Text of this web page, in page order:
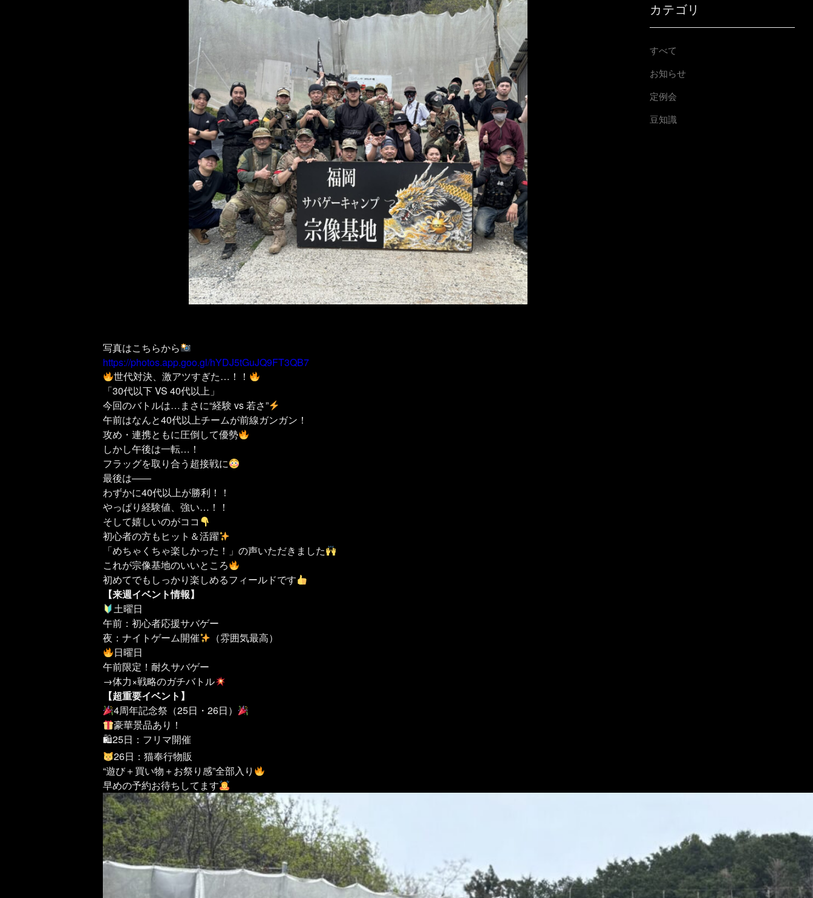
写真はこちらから
https://photos.app.goo.gl/hYDJ5tGuJQ9FT3QB7
世代対決、激アツすぎた…！！
「30代以下 VS 40代以上」
今回のバトルは…まさに“経験 vs 若さ”
午前はなんと40代以上チームが前線ガンガン！
攻め・連携ともに圧倒して優勢
しかし午後は一転…！
フラッグを取り合う超接戦に
最後は――
わずかに40代以上が勝利！！
やっぱり経験値、強い…！！
そして嬉しいのがココ
初心者の方もヒット＆活躍
「めちゃくちゃ楽しかった！」の声いただきました
これが宗像基地のいいところ
初めてでもしっかり楽しめるフィールドです
【来週イベント情報】
土曜日
午前：初心者応援サバゲー
夜：ナイトゲーム開催
（雰囲気最高）
日曜日
午前限定！耐久サバゲー
→体力×戦略のガチバトル
【超重要イベント】
4周年記念祭（25日・26日）
豪華景品あり！
🛍25日：フリマ開催
26日：猫奉行物販
“遊び＋買い物＋お祭り感”全部入り
早めの予約お待ちしてます
カテゴリ
すべて
お知らせ
定例会
豆知識